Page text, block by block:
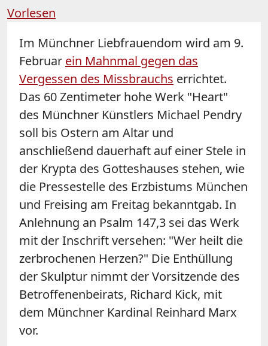
Vorlesen
Im Münchner Liebfrauendom wird am 9.
Februar ein Mahnmal gegen das
Vergessen des Missbrauchs errichtet.
Das 60 Zentimeter hohe Werk "Heart"
des Münchner Künstlers Michael Pendry
soll bis Ostern am Altar und
anschließend dauerhaft auf einer Stele in
der Krypta des Gotteshauses stehen, wie
die Pressestelle des Erzbistums München
und Freising am Freitag bekanntgab. In
Anlehnung an Psalm 147,3 sei das Werk
mit der Inschrift versehen: "Wer heilt die
zerbrochenen Herzen?" Die Enthüllung
der Skulptur nimmt der Vorsitzende des
Betroffenenbeirats, Richard Kick, mit
dem Münchner Kardinal Reinhard Marx
vor.